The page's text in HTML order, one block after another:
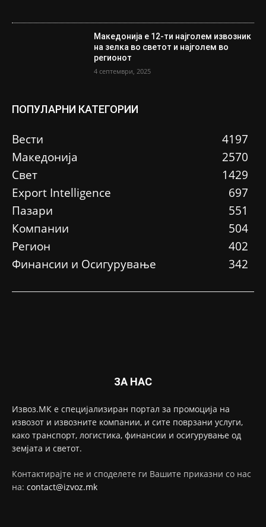
Македонија е 12-ти најголем извозник
на зелка во светот и најголем во
регионот
4 септември, 2025
ПОПУЛАРНИ КАТЕГОРИИ
Вести
4197
Македонија
2570
Свет
1429
Еxport Intelligence
697
Пазари
551
Компании
504
Регион
402
Финансии и Осигурување
342
ЗА НАС
Извоз.МК е специјализиран портал за промоција на
извозот и извозните компании, и сите поврзани услуги,
како транспорт, логистика, финансии и осигурување од
земјата и светот.
Контактирајте не и споделете ги Вашите приказни со нас
на: contact@izvoz.mk